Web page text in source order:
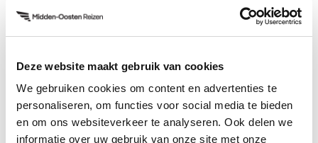
Deze website maakt gebruik van cookies
We gebruiken cookies om content en advertenties te
personaliseren, om functies voor social media te bieden
en om ons websiteverkeer te analyseren. Ook delen we
informatie over uw gebruik van onze site met onze
laatste dagen van het Ottomaanse Rijk. Het
Dolmabahçe-paleis is een meesterwerk van
prachtige kamers, een uitgestrekte tuin en een
indrukwekkend kristallen trap.